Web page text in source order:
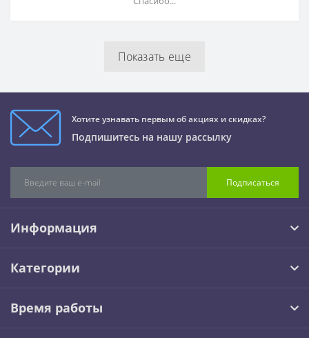
Показать еще
Хотите узнавать первым об акциях и скидках?
Подпишитесь на нашу рассылку
Подписаться
Информация
Категории
Время работы